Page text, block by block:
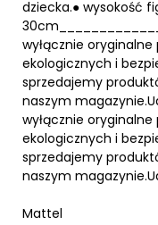
dziecka.● wysokość
wyłącznie
ekologicznych i
sprzedajemy
naszym
wyłącznie
ekologicznych i
sprzedajemy
naszym
Mattel